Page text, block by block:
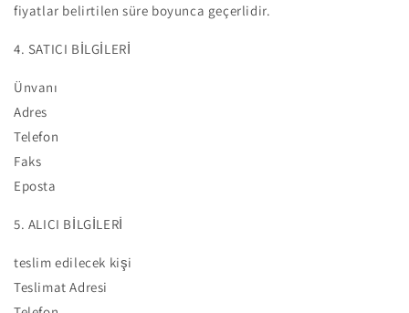
fiyatlar belirtilen süre boyunca geçerlidir.
4. SATICI BİLGİLERİ
Ünvanı
Adres
Telefon
Faks
Eposta
5. ALICI BİLGİLERİ
teslim edilecek kişi
Teslimat Adresi